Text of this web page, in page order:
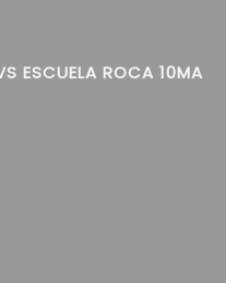
ESCUELA ROCA 10MA